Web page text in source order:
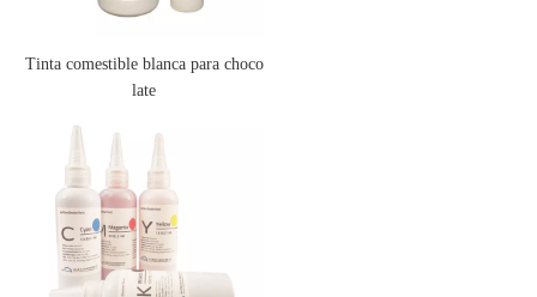
Tinta comestible blanca para choco
late